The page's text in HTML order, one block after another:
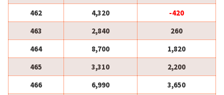
462
4,320
-420
463
2,840
260
464
8,700
1,820
465
3,310
2,200
466
6,990
3,650